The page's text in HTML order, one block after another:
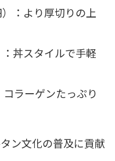
）：より厚切りの上
：丼スタイルで手軽
コラーゲンたっぷり
ン文化の普及に貢献